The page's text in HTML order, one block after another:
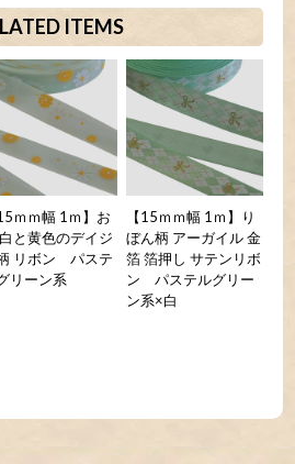
ITEMS
15ｍｍ幅 1ｍ】お
と黄色のデイジ
リボン パステ
リーン系
【15ｍｍ幅 1ｍ】り
ぼん柄 アーガイル 金
箔 箔押し サテンリボ
ン パステルグリー
ン系×白